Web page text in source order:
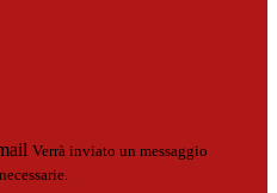
Verrà inviato un messaggio